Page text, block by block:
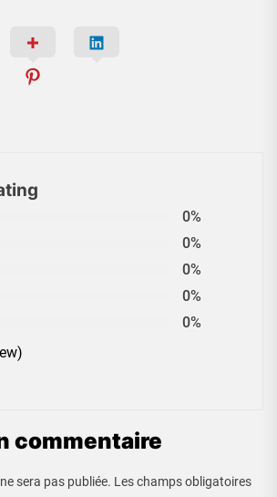
0%
0%
0%
0%
0%
commentaire
sera pas publiée. Les champs obligatoires